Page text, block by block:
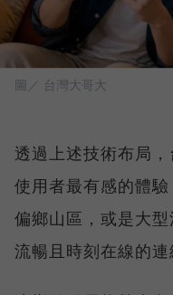
圖／ 台灣大哥大
透過上述技術布局
使用者最有感的體驗
偏鄉山區，或是大型
流暢且時刻在線的連